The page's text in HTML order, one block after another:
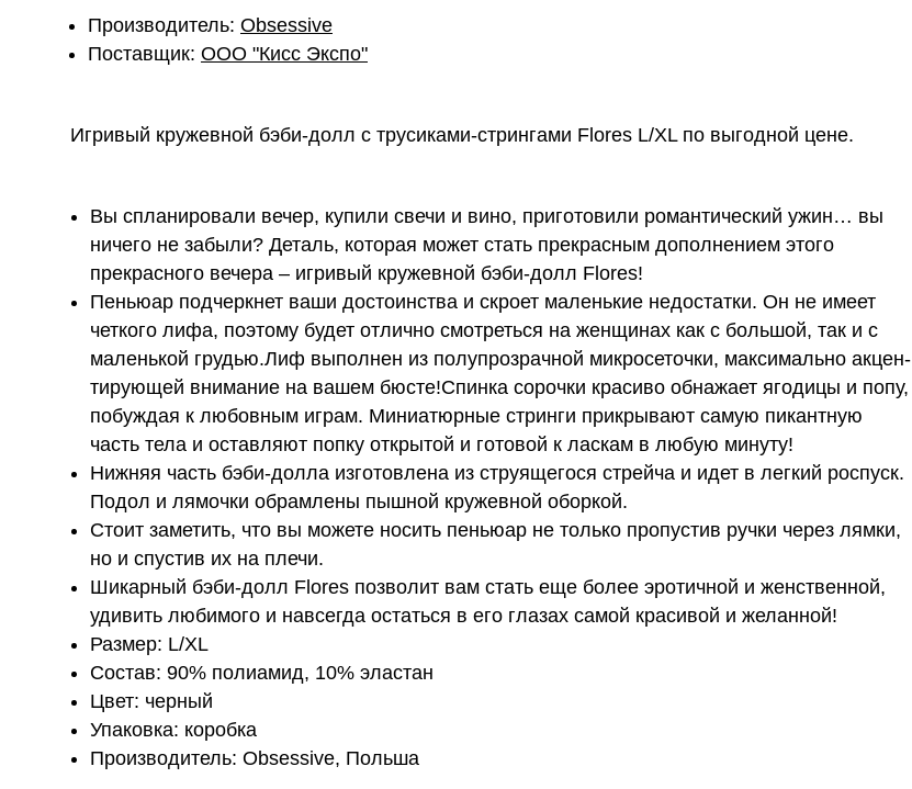
Производитель: Obsessive
Поставщик: ОOО "Кисс Экспо"
Игривый кружевной бэби-долл с трусиками-стрингами Flores L/XL по выгодной цене.
Вы спланировали вечер, купили свечи и вино, приготовили романтический ужин… вы
ничего не забыли? Деталь, которая может стать прекрасным дополнением этого
прекрасного вечера – игривый кружевной бэби-долл Flores!
Пеньюар под­чер­кнет ваши досто­ин­ства и скроет маленькие недо­статки. Он не имеет
чет­кого лифа, поэтому будет отлично смот­реться на женщи­нах как с большой, так и с
маленькой гру­дью.Лиф выпол­нен из полу­про­зрач­ной мик­ро­се­точки, мак­симально акцен­
ти­рующей внима­ние на вашем бюсте!Спинка сорочки красиво обнажает ягодицы и попу,
побуждая к любовным играм. Миниатюрные стринги прикрывают самую пикантную
часть тела и оставляют попку открытой и гото­вой к ласкам в любую минуту!
Ниж­няя часть бэби-долла изго­тов­лена из стру­ящегося стрейча и идет в лег­кий роспуск.
Подол и лямочки обрам­лены пыш­ной кру­жев­ной оборкой.
Стоит заме­тить, что вы можете носить пеньюар не только про­пу­стив ручки через лямки,
но и спу­стив их на плечи.
Шикар­ный бэби-долл Flores поз­во­лит вам стать еще более эро­тич­ной и жен­ствен­ной,
уди­вить любимого и навсе­гда остаться в его гла­зах самой кра­си­вой и желанной!
Размер: L/XL
Состав: 90% полиамид, 10% эластан
Цвет: черный
Упаковка: коробка
Производитель: Obsessive, Польша